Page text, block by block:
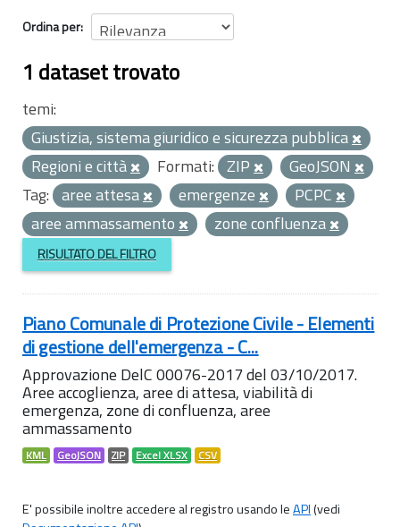
Ordina per
1 dataset trovato
temi:
Giustizia, sistema giuridico e sicurezza pubblica
Regioni e città
Formati: ZIP
GeoJSON
Tag: aree attesa emergenze
PCPC
aree ammassamento
zone confluenza
RISULTATO DEL FILTRO
Piano Comunale di Protezione Civile - Elementi
di gestione dell'emergenza - C...
Approvazione DelC 00076-2017 del 03/10/2017.
Aree accoglienza, aree di attesa, viabilità di
emergenza, zone di confluenza, aree
ammassamento
KML GeoJSON ZIP Excel XLSX CSV
E' possibile inoltre accedere al registro usando leAPI(vedi